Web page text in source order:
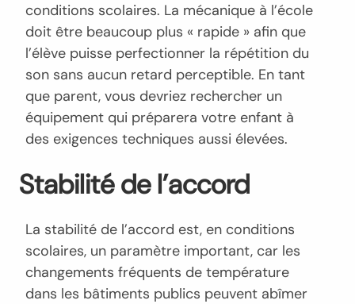
conditions scolaires. La mécanique à l’école
doit être beaucoup plus « rapide » afin que
l’élève puisse perfectionner la répétition du
son sans aucun retard perceptible. En tant
que parent, vous devriez rechercher un
équipement qui préparera votre enfant à
des exigences techniques aussi élevées.
Stabilité de l’accord
La stabilité de l’accord est, en conditions
scolaires, un paramètre important, car les
changements fréquents de température
dans les bâtiments publics peuvent abîmer